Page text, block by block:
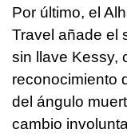
Por último, el
Travel añade el
sin llave Kessy,
reconocimiento
del ángulo
cambio